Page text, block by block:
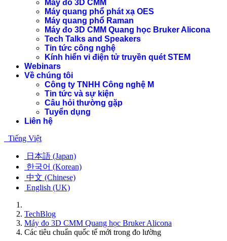
Máy đo 3D CMM
Máy quang phổ phát xạ OES
Máy quang phổ Raman
Máy đo 3D CMM Quang học Bruker Alicona
Tech Talks and Speakers
Tin tức công nghệ
Kính hiển vi điện tử truyền quét STEM
Webinars
Về chúng tôi
Công ty TNHH Công nghệ M
Tin tức và sự kiện
Câu hỏi thường gặp
Tuyển dụng
Liên hệ
Tiếng Việt
日本語 (Japan)
한국어 (Korean)
中文 (Chinese)
English (UK)
TechBlog
Máy đo 3D CMM Quang học Bruker Alicona
Các tiêu chuẩn quốc tế mới trong đo lường